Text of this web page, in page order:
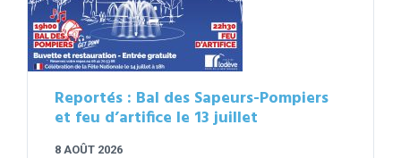
Reportés : Bal des Sapeurs-Pompiers
et feu d’artifice le 13 juillet
8 AOÛT 2026